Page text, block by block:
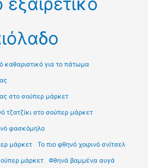
καθαριστικό για το πάτωμα
στο σούπερ μάρκετ
τζατζίκι στο σούπερ μάρκετ
φασκόμηλο
μάρκετ Το πιο φθηνό χοιρινό σνίτσελ
μάρκετ Φθηνά βαμμένα αυγά